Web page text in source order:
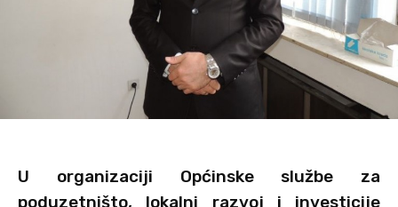
U organizaciji Općinske službe za
poduzetništo, lokalni razvoj i investicije